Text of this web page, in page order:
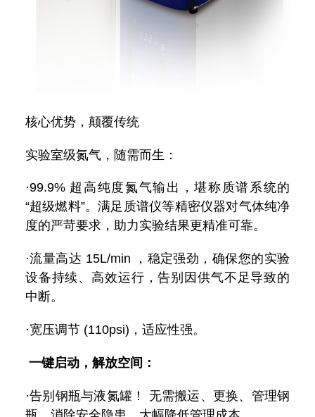
核心优势，颠覆传统
实验室级氮气，随需而生：
·99.9% 超高纯度氮气输出，堪称质谱系统的
“超级燃料”。满足质谱仪等精密仪器对气体纯净
度的严苛要求，助力实验结果更精准可靠。
·流量高达 15L/min ，稳定强劲，确保您的实验
设备持续、高效运行，告别因供气不足导致的
中断。
·宽压调节 (110psi)，适应性强。
一键启动，解放空间：
·告别钢瓶与液氮罐！ 无需搬运、更换、管理钢